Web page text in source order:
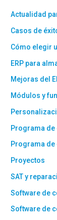
Actualidad
Casos de
Cómo elegir
ERP para
Mejoras del
Módulos y
Programa de
Programa
Proyectos
SAT y
Software de
Software de